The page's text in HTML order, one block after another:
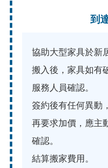
到
協助大型家具於新
搬入後，家具如有
服務人員確認。
簽約後有任何異動
再要求加價，應主
確認。
結算搬家費用。